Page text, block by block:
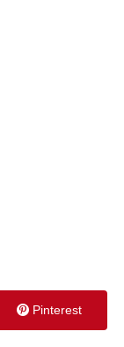
Pinterest